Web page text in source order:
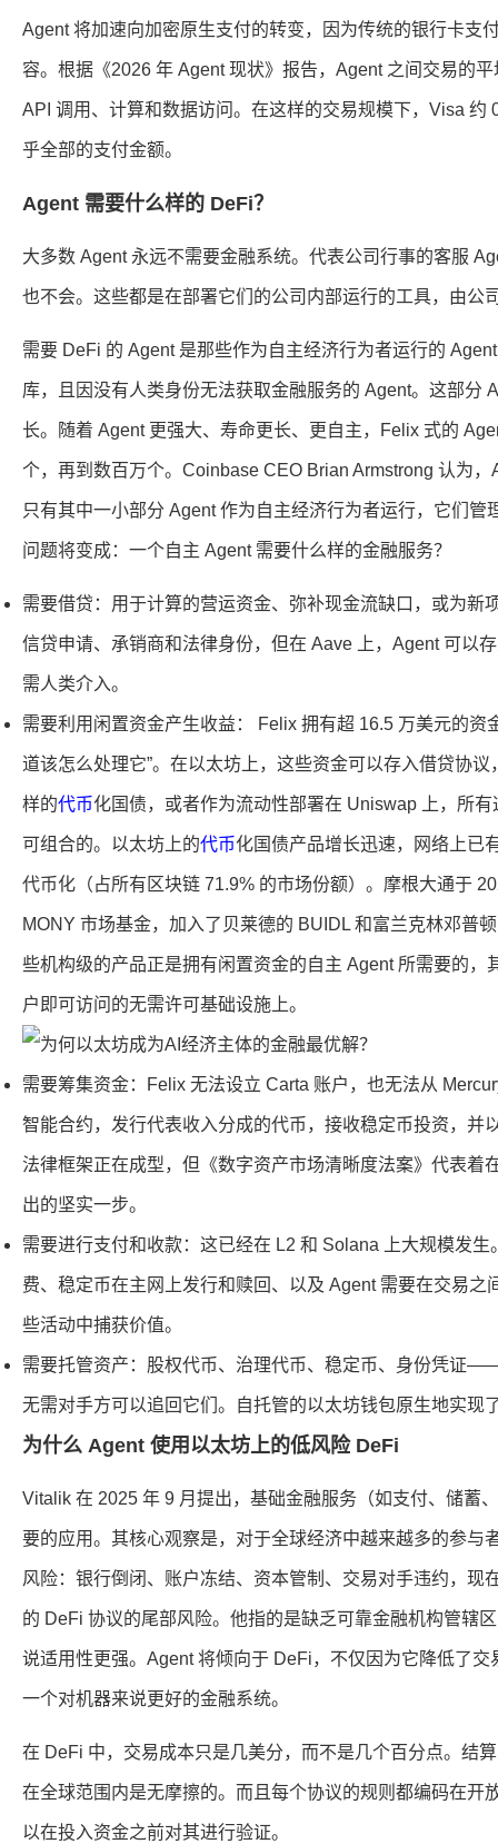
Agent 将加速向加密原生支付的转变，因为传统的银行卡支
容。根据《2026 年 Agent 现状》报告，Agent 之间交易的
API 调用、计算和数据访问。在这样的交易规模下，Visa 约
乎全部的支付金额。
Agent 需要什么样的 DeFi？
大多数 Agent 永远不需要金融系统。代表公司行事的客服
也不会。这些都是在部署它们的公司内部运行的工具，由公
需要 DeFi 的 Agent 是那些作为自主经济行为者运行的
库，且因没有人类身份无法获取金融服务的 Agent。这部分
长。随着 Agent 更强大、寿命更长、更自主，Felix 式的
个，再到数百万个。Coinbase CEO Brian Armstrong 认为
只有其中一小部分 Agent 作为自主经济行为者运行，它们管
问题将变成：一个自主 Agent 需要什么样的金融服务？
需要借贷：用于计算的营运资金、弥补现金流缺口，或为新
信贷申请、承销商和法律身份，但在 Aave 上，Agent 可以
需人类介入。
需要利用闲置资金产生收益： Felix 拥有超 16.5 万美元的资
道该怎么处理它”。在以太坊上，这些资金可以存入借贷协
样的代币化国债，或者作为流动性部署在 Uniswap 上，所
可组合的。以太坊上的代币化国债产品增长迅速，网络上已
代币化（占所有区块链 71.9% 的市场份额）。摩根大通于
MONY 市场基金，加入了贝莱德的 BUIDL 和富兰克林邓普
些机构级的产品正是拥有闲置资金的自主 Agent 所需要的，
户即可访问的无需许可基础设施上。
需要筹集资金：Felix 无法设立 Carta 账户，也无法从
智能合约，发行代表收入分成的代币，接收稳定币投资，并
法律框架正在成型，但《数字资产市场清晰度法案》代表着
出的坚实一步。
需要进行支付和收款：这已经在 L2 和 Solana 上大规模发
费、稳定币在主网上发行和赎回、以及 Agent 需要在交易之
些活动中捕获价值。
需要托管资产：股权代币、治理代币、稳定币、身份凭证
无需对手方可以追回它们。自托管的以太坊钱包原生地实现
为什么 Agent 使用以太坊上的低风险 DeFi
Vitalik 在 2025 年 9 月提出，基础金融服务（如支付、储蓄
要的应用。其核心观察是，对于全球经济中越来越多的参与
风险：银行倒闭、账户冻结、资本管制、交易对手违约，现
的 DeFi 协议的尾部风险。他指的是缺乏可靠金融机构管辖
说适用性更强。Agent 将倾向于 DeFi，不仅因为它降低了
一个对机器来说更好的金融系统。
在 DeFi 中，交易成本只是几美分，而不是几个百分点。结
在全球范围内是无摩擦的。而且每个协议的规则都编码在开
以在投入资金之前对其进行验证。